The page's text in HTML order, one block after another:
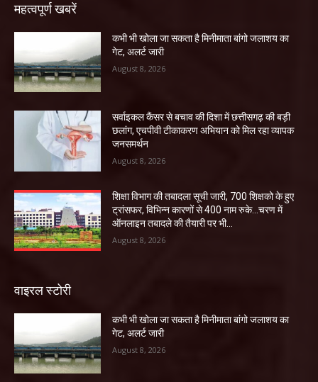
महत्वपूर्ण खबरें
कभी भी खोला जा सकता है मिनीमाता बांगो जलाशय का
गेट, अलर्ट जारी
August 8, 2026
सर्वाइकल कैंसर से बचाव की दिशा में छत्तीसगढ़ की बड़ी
छलांग, एचपीवी टीकाकरण अभियान को मिल रहा व्यापक
जनसमर्थन
August 8, 2026
शिक्षा विभाग की तबादला सूची जारी, 700 शिक्षको के हुए
ट्रांसफर, विभिन्न कारणों से 400 नाम रुके…चरण में
ऑनलाइन तबादले की तैयारी पर भी...
August 8, 2026
वाइरल स्टोरी
कभी भी खोला जा सकता है मिनीमाता बांगो जलाशय का
गेट, अलर्ट जारी
August 8, 2026